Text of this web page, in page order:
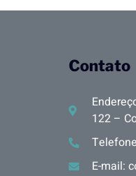
Contato
122 –
E-mail: